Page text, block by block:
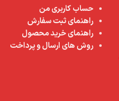
حساب کاربری من
راهنمای ثبت سفارش
راهنمای خرید محصول
روش های ارسال و پرداخت